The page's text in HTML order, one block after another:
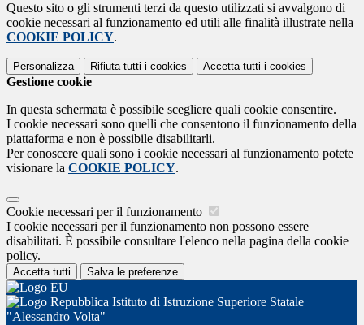
Questo sito o gli strumenti terzi da questo utilizzati si avvalgono di
cookie necessari al funzionamento ed utili alle finalità illustrate nella
COOKIE POLICY.
Personalizza Rifiuta tutti i cookies Accetta tutti i cookies
Gestione cookie
In questa schermata è possibile scegliere quali cookie consentire.
I cookie necessari sono quelli che consentono il funzionamento della
piattaforma e non è possibile disabilitarli.
Per conoscere quali sono i cookie necessari al funzionamento potete
visionare la COOKIE POLICY.
Cookie necessari per il funzionamento
I cookie necessari per il funzionamento non possono essere
disabilitati. È possibile consultare l'elenco nella pagina della cookie
policy.
Accetta tutti Salva le preferenze
Istituto di Istruzione Superiore Statale
"Alessandro Volta"